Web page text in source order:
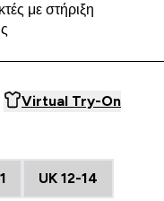
με στήριξη
Virtual Try-On
UK 12-14